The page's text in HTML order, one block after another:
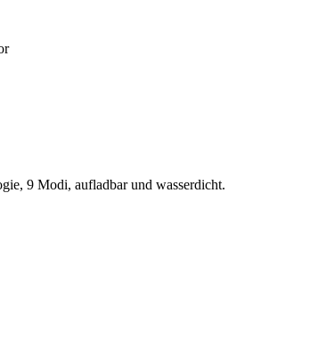
9 Modi, aufladbar und wasserdicht.